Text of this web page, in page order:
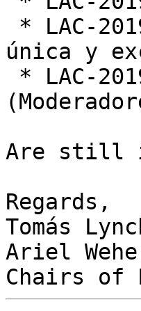
única y
Are still
Regards,
Tomás
Ariel